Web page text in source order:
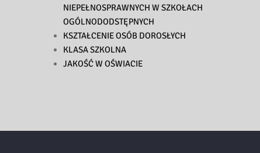
NIEPEŁNOSPRAWNYCH W SZKOŁACH
OGÓLNODODSTĘPNYCH
KSZTAŁCENIE OSÓB DOROSŁYCH
KLASA SZKOLNA
JAKOŚĆ W OŚWIACIE